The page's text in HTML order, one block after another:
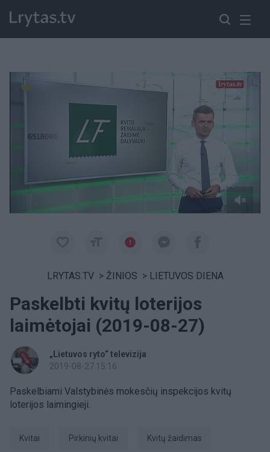
LRYTAS.TV > ŽINIOS > LIETUVOS DIENA
Paskelbti kvitų loterijos
laimėtojai (2019-08-27)
„Lietuvos ryto“ televizija
2019-08-27 15:16
Paskelbiami Valstybinės mokesčių inspekcijos kvitų
loterijos laimingieji.
kvitai pirkinių kvitai Kvitų žaidimas